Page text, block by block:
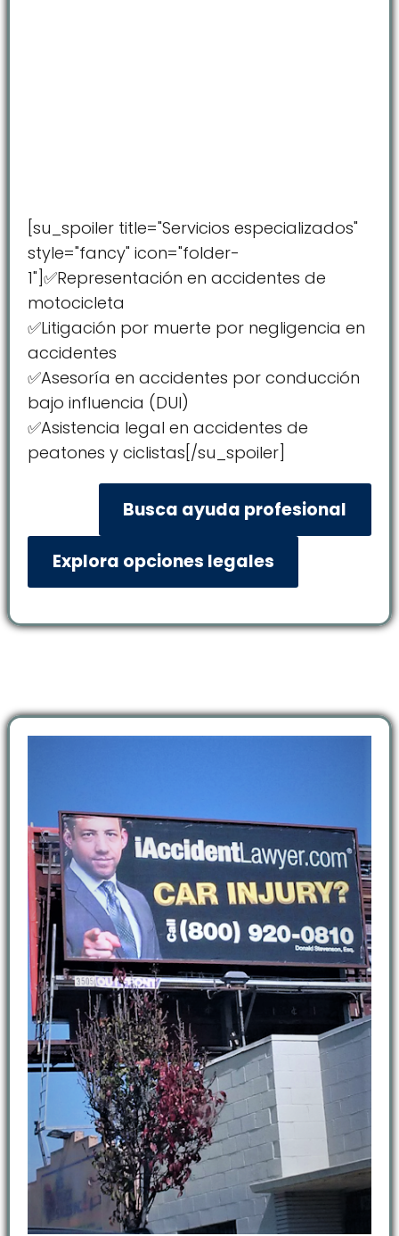
[su_spoiler title="Servicios especializados"
style="fancy" icon="folder-
1"]✅Representación en accidentes de
motocicleta
✅Litigación por muerte por negligencia en
accidentes
✅Asesoría en accidentes por conducción
bajo influencia (DUI)
✅Asistencia legal en accidentes de
peatones y ciclistas[/su_spoiler]
Busca ayuda profesional
Explora opciones legales